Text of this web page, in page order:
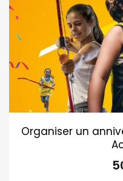
Organiser un